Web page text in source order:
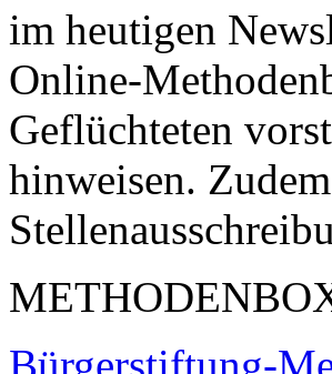
im heutigen
Online-
Geflüchteten
hinweisen.
Bürgerstiftung-